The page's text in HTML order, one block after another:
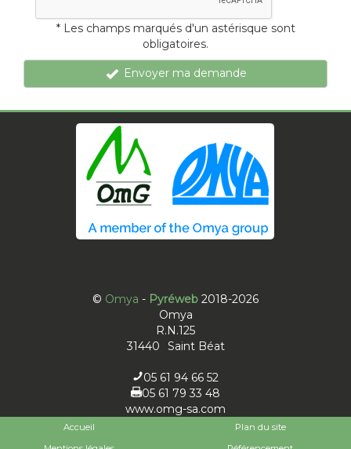
* Les champs marqués d'un astérisque sont
obligatoires.
Envoyer ma demande
© Omya - Pyréweb2018-2026
Omya
R.N.125
31440
Saint Béat
05 61 94 66 52
05 61 79 33 48
www.omg-sa.com
Accueil
Plan du site